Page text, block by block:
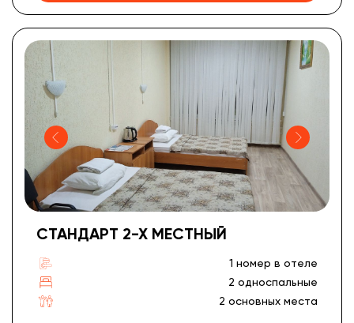
СТАНДАРТ 2-Х МЕСТНЫЙ
1 номер в отеле
2 односпальные
2 основных места